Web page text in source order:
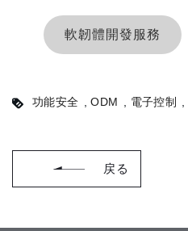
軟韌體開發服務
功能安全 ODM 電子控制
戻る